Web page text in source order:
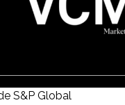
S&P Global